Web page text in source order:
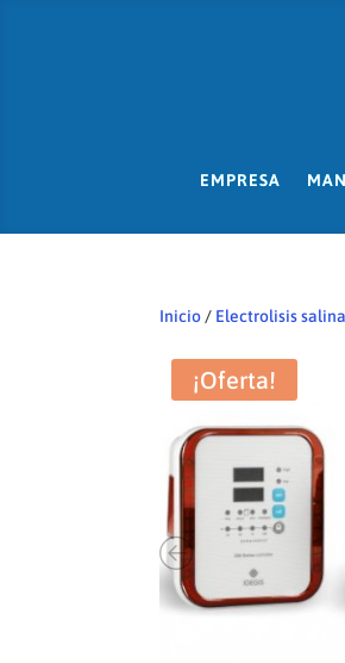
EMPRESA
Inicio / Electrolisis salina
¡Oferta!